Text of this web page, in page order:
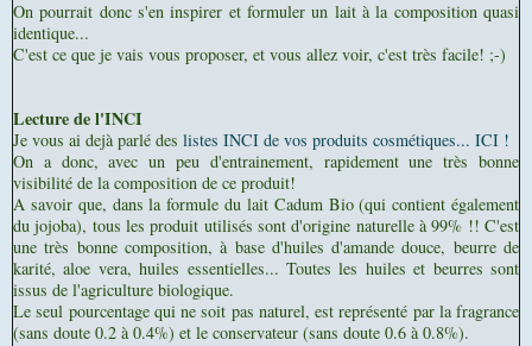
On pourrait donc s'en inspirer et formuler un lait à la composition quasi
identique...
C'est ce que je vais vous proposer, et vous allez voir, c'est très facile! ;-)
Lecture de l'INCI
Je vous ai dejà parlé des listes INCI de vos produits cosmétiques... ICI !
On a donc, avec un peu d'entrainement, rapidement une très bonne
visibilité de la composition de ce produit!
A savoir que, dans la formule du lait Cadum Bio (qui contient également
du jojoba), tous les produit utilisés sont d'origine naturelle à 99% !! C'est
une très bonne composition, à base d'huiles d'amande douce, beurre de
karité, aloe vera, huiles essentielles... Toutes les huiles et beurres sont
issus de l'agriculture biologique.
Le seul pourcentage qui ne soit pas naturel, est représenté par la fragrance
(sans doute 0.2 à 0.4%) et le conservateur (sans doute 0.6 à 0.8%).